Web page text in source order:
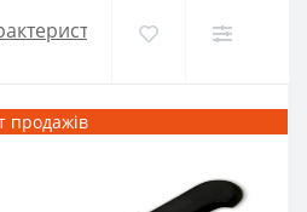
Доставка і
продажів